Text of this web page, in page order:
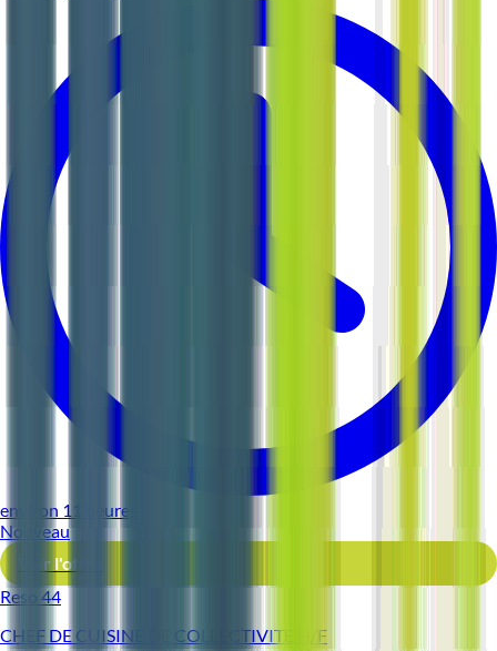
environ 11 heures
Nouveau
Voir l'offre
Reso 44
CHEF DE CUISINE DE COLLECTIVITE H/F